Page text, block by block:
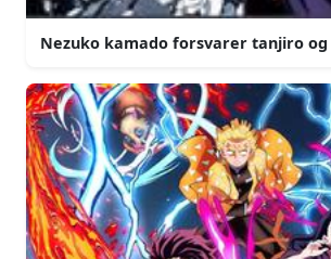
Nezuko kamado forsvarer tanjiro